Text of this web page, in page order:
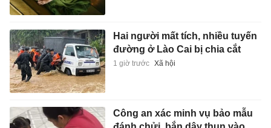
Hai người mất tích, nhiều tuyến
đường ở Lào Cai bị chia cắt
1 giờ trước Xã hội
Công an xác minh vụ bảo mẫu